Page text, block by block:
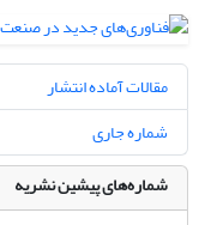
مقالات آماده انتشار
شماره جاری
شماره‌های پیشین نشریه